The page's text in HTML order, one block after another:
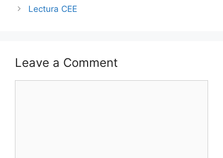
Lectura CEE
Leave a Comment